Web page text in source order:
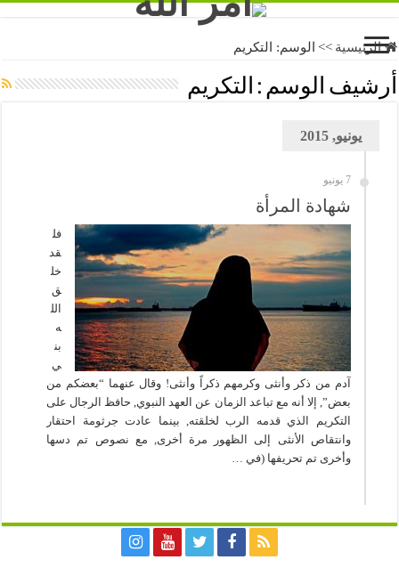
الرئيسية >> الوسم: التكريم
أرشيف الوسم : التكريم
يونيو, 2015
7 يونيو
شهادة المرأة
فل
قد
خل
ق
الل
ه
بن
ي
آدم من ذكر وأنثى وكرمهم ذكراً وأنثى! وقال عنهما “بعضكم من
بعض”, إلا أنه مع تباعد الزمان عن العهد النبوي, حافظ الرجال على
التكريم الذي قدمه الرب لخلقته, بينما عادت جرثومة احتقار
وانتقاص الأنثى إلى الظهور مرة أخرى, مع نصوص تم دسها
وأخرى تم تحريفها (في …